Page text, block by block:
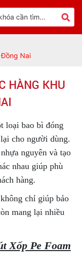
Đồng Nai
HÀNG KHU
loại bao bì đóng
cho người dùng.
nguyên và tạo
nhau giúp phù
hàng.
chỉ giúp bảo
mang lại nhiều
Xốp Pe Foam